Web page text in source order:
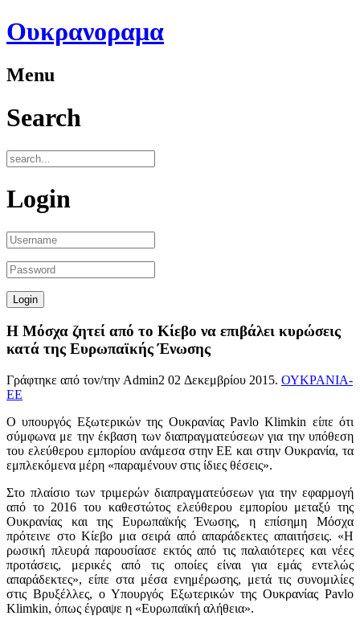
Ουκρανοραμα
Menu
Search
Login
Η Μόσχα ζητεί από το Κίεβο να επιβάλει κυρώσεις
κατά της Ευρωπαϊκής Ένωσης
Γράφτηκε από τον/την Admin2 02 Δεκεμβρίου 2015. ΟΥΚΡΑΝΙΑ-
ΕΕ
Ο υπουργός Εξωτερικών της Ουκρανίας Pavlo Klimkin είπε ότι
σύμφωνα με την έκβαση των διαπραγματεύσεων για την υπόθεση
του ελεύθερου εμπορίου ανάμεσα στην ΕΕ και στην Ουκρανία, τα
εμπλεκόμενα μέρη «παραμένουν στις ίδιες θέσεις».
Στο πλαίσιο των τριμερών διαπραγματεύσεων για την εφαρμογή
από το 2016 του καθεστώτος ελεύθερου εμπορίου μεταξύ της
Ουκρανίας και της Ευρωπαϊκής Ένωσης, η επίσημη Μόσχα
πρότεινε στο Κίεβο μια σειρά από απαράδεκτες απαιτήσεις. «Η
ρωσική πλευρά παρουσίασε εκτός από τις παλαιότερες και νέες
προτάσεις, μερικές από τις οποίες είναι για εμάς εντελώς
απαράδεκτες», είπε στα μέσα ενημέρωσης, μετά τις συνομιλίες
στις Βρυξέλλες, ο Υπουργός Εξωτερικών της Ουκρανίας Pavlo
Klimkin, όπως έγραψε η «Ευρωπαϊκή αλήθεια».